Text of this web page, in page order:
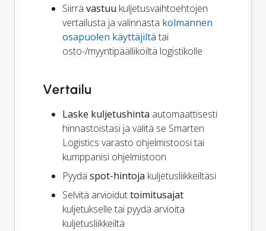
Siirrä vastuu kuljetusvaihtoehtojen
vertailusta ja valinnasta kolmannen
osapuolen käyttäjiltä tai
osto-/myyntipäälliköiltä logistikolle
Vertailu
Laske kuljetushinta automaattisesti
hinnastoistasi ja välitä se Smarten
Logistics varasto ohjelmistoosi tai
kumppanisi ohjelmistoon
Pyydä spot-hintoja kuljetusliikkeiltäsi
Selvitä arvioiduttoimitusajat
kuljetukselle tai pyydä arvioita
kuljetusliikkeiltä